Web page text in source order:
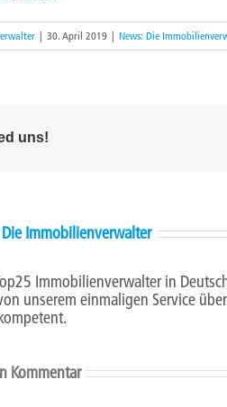
| 30. April 2019 | News: Die
uns!
Die Immobilienverwalter
Immobilienverwalter in
unserem einmaligen Service
Kommentar